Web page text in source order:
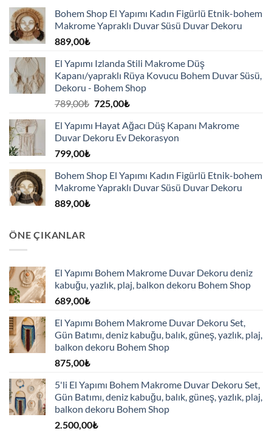
Bohem Shop El Yapımı Kadın Figürlü Etnik-bohem
Makrome Yapraklı Duvar Süsü Duvar Dekoru
889,00₺
El Yapımı Izlanda Stili Makrome Düş
Kapanı/yapraklı Rüya Kovucu Bohem Duvar Süsü,
Dekoru - Bohem Shop
789,00₺ Orijinal
789,00₺.
725,00₺Şu
fiyat:
725,00₺.
El Yapımı Hayat Ağacı Düş Kapanı Makrome
Duvar Dekoru Ev Dekorasyon
799,00₺
Bohem Shop El Yapımı Kadın Figürlü Etnik-bohem
Makrome Yapraklı Duvar Süsü Duvar Dekoru
889,00₺
ÖNE ÇIKANLAR
El Yapımı Bohem Makrome Duvar Dekoru deniz
kabuğu, yazlık, plaj, balkon dekoru Bohem Shop
689,00₺
El Yapımı Bohem Makrome Duvar Dekoru Set,
Gün Batımı, deniz kabuğu, balık, güneş, yazlık, plaj,
balkon dekoru Bohem Shop
875,00₺
5'li El Yapımı Bohem Makrome Duvar Dekoru Set,
Gün Batımı, deniz kabuğu, balık, güneş, yazlık, plaj,
balkon dekoru Bohem Shop
2.500,00₺